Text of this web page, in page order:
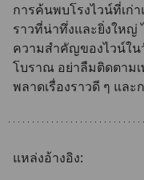
การค้นพบโรงไวน์ที่เก่
ราวที่น่าทึ่งและยิ่งใหญ่
ความสำคัญของไวน์ใ
โบราณ อย่าลืมติดตามเ
พลาดเรื่องราวดี ๆ แล
แหล่งอ้างอิง: